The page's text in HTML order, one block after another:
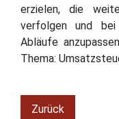
erzielen, die
verfolgen und bei
Abläufe
Thema:
Zurück